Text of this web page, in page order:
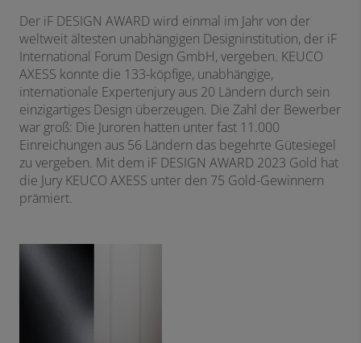
Der iF DESIGN AWARD wird einmal im Jahr von der
weltweit ältesten unabhängigen Designinstitution, der iF
International Forum Design GmbH, vergeben. KEUCO
AXESS konnte die 133-köpfige, unabhängige,
internationale Expertenjury aus 20 Ländern durch sein
einzigartiges Design überzeugen. Die Zahl der Bewerber
war groß: Die Juroren hatten unter fast 11.000
Einreichungen aus 56 Ländern das begehrte Gütesiegel
zu vergeben. Mit dem iF DESIGN AWARD 2023 Gold hat
die Jury KEUCO AXESS unter den 75 Gold-Gewinnern
prämiert.